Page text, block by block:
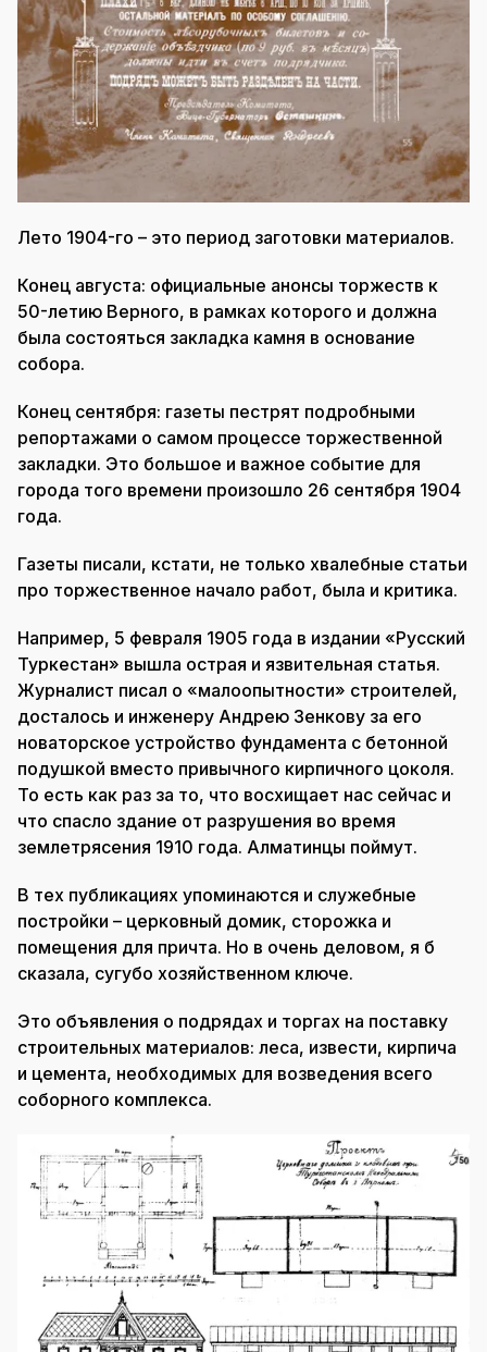
Лето 1904-го – это период заготовки материалов.
Конец августа: официальные анонсы торжеств к
50-летию Верного, в рамках которого и должна
была состояться закладка камня в основание
собора.
Конец сентября: газеты пестрят подробными
репортажами о самом процессе торжественной
закладки. Это большое и важное событие для
города того времени произошло 26 сентября 1904
года.
Газеты писали, кстати, не только хвалебные статьи
про торжественное начало работ, была и критика.
Например, 5 февраля 1905 года в издании «Русский
Туркестан» вышла острая и язвительная статья.
Журналист писал о «малоопытности» строителей,
досталось и инженеру Андрею Зенкову за его
новаторское устройство фундамента с бетонной
подушкой вместо привычного кирпичного цоколя.
То есть как раз за то, что восхищает нас сейчас и
что спасло здание от разрушения во время
землетрясения 1910 года. Алматинцы поймут.
В тех публикациях упоминаются и служебные
постройки – церковный домик, сторожка и
помещения для причта. Но в очень деловом, я б
сказала, сугубо хозяйственном ключе.
Это объявления о подрядах и торгах на поставку
строительных материалов: леса, извести, кирпича
и цемента, необходимых для возведения всего
соборного комплекса.